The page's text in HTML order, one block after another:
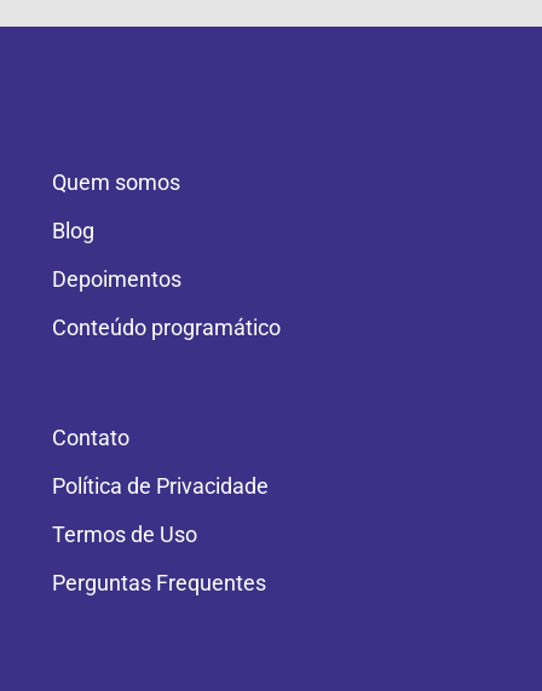
Quem somos
Blog
Depoimentos
Conteúdo programático
Contato
Política de Privacidade
Termos de Uso
Perguntas Frequentes